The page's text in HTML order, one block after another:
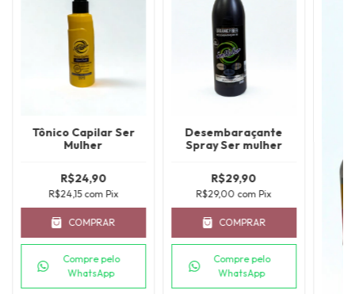
Tônico Capilar Ser
Mulher
R$24,90
R$24,15 com Pix
COMPRAR
Compre pelo
WhatsApp
Desembaraçante
Spray Ser mulher
R$29,90
R$29,00 com Pix
COMPRAR
Compre pelo
WhatsApp